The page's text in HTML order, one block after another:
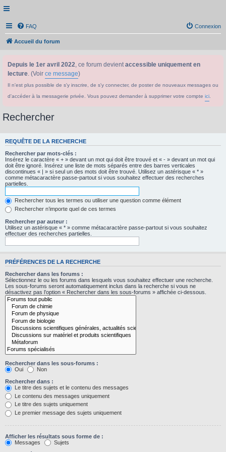
FAQ Connexion
Accueil du forum
Depuis le 1er avril 2022, ce forum devientaccessible uniquement en
lecture. (Voir ce message)
Il n'est plus possible de s'y inscrire, de s'y connecter, de poster de nouveaux messages ou
d'accéder à la messagerie privée. Vous pouvez demander à supprimer votre compte ici
Rechercher
REQUÊTE DE LA RECHERCHE
Rechercher par mots-clés :
Insérez le caractère « + » devant un mot qui doit être trouvé et « - » devant un mot qui
doit être ignoré. Insérez une liste de mots séparés entre des barres verticales
discontinues « | » si seul un des mots doit être trouvé. Utilisez un astérisque « * »
comme métacaractère passe-partout si vous souhaitez effectuer des recherches
partielles.
Rechercher tous les termes ou utiliser une question comme élément
Rechercher n’importe quel de ces termes
Rechercher par auteur :
Utilisez un astérisque « * » comme métacaractère passe-partout si vous souhaitez
effectuer des recherches partielles.
PRÉFÉRENCES DE LA RECHERCHE
Rechercher dans les forums :
Sélectionnez le ou les forums dans lesquels vous souhaitez effectuer une recherche.
Les sous-forums seront automatiquement inclus dans la recherche si vous ne
désactivez pas l’option « Rechercher dans les sous-forums » affichée ci-dessous.
Rechercher dans les sous-forums :
Oui
Non
Rechercher dans :
Le titre des sujets et le contenu des messages
Le contenu des messages uniquement
Le titre des sujets uniquement
Le premier message des sujets uniquement
Afficher les résultats sous forme de :
Messages
Sujets